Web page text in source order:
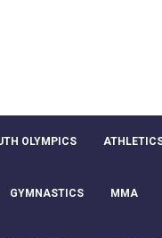
OLYMPICS
GYMNASTICS MMA